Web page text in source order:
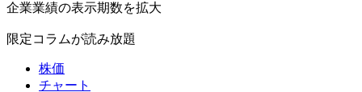
企業業績の表示期数を拡大
限定コラムが読み放題
株価
チャート